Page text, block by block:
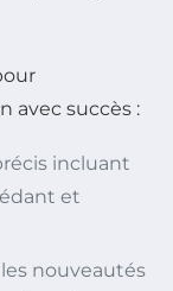
avec succès :
incluant
et
nouveautés